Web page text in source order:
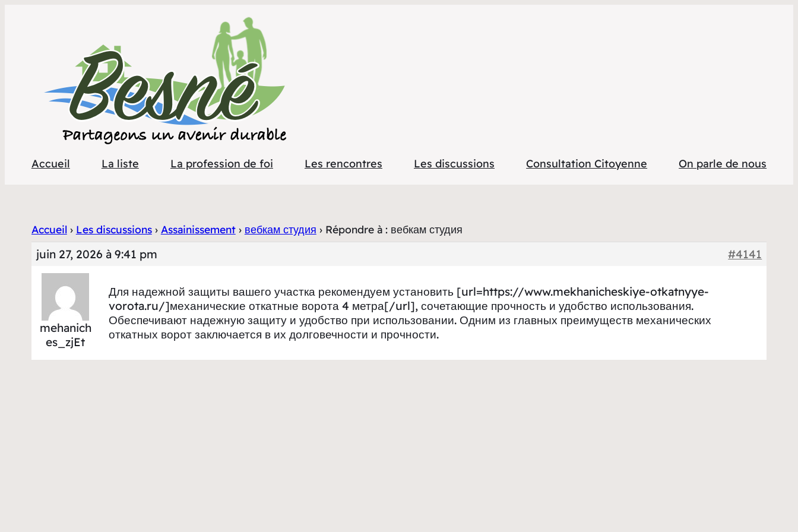
Accueil La liste La profession de foi Les rencontres Les discussions Consultation Citoyenne On parle de nous
Accueil › Les discussions › Assainissement › вебкам студия › Répondre à : вебкам студия
juin 27, 2026 à 9:41 pm #4141
mehanich
es_zjEt
Для надежной защиты вашего участка рекомендуем установить [url=https://www.mekhanicheskiye-otkatnyye-
vorota.ru/]механические откатные ворота 4 метра[/url], сочетающие прочность и удобство использования.
Обеспечивают надежную защиту и удобство при использовании. Одним из главных преимуществ механических
откатных ворот заключается в их долговечности и прочности.